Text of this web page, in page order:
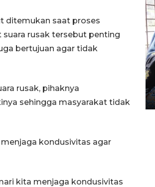
ditemukan saat proses
suara rusak tersebut penting
bertujuan agar tidak
rusak, pihaknya
sehingga masyarakat tidak
kondusivitas agar
kita menjaga kondusivitas